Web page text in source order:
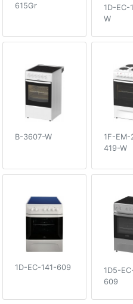
615Gr
1D-EC-
W
B-3607-W
1F-EM-
419-W
1D-EC-141-609
1D5-
609